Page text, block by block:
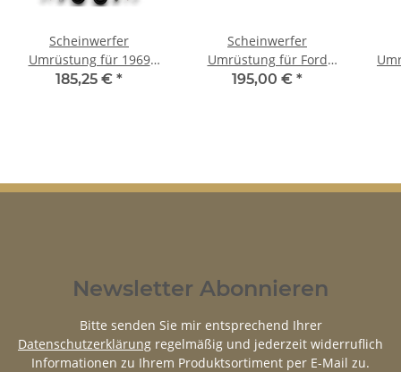
Scheinwerfer
Umrüstung für 1969
Ford Mustang US-
185,25 € *
Scheinwerfer
Umrüstung für Ford
Falcon US-Modelle auf
195,00 € *
Newsletter Abonnieren
Bitte senden Sie mir entsprechend Ihrer
Datenschutzerklärung regelmäßig und jederzeit widerruflich
Informationen zu Ihrem Produktsortiment per E-Mail zu.